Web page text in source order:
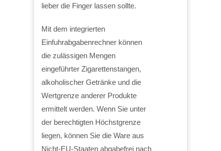
lieber die Finger lassen sollte.
Mit dem integrierten
Einfuhrabgabenrechner können
die zulässigen Mengen
eingeführter Zigarettenstangen,
alkoholischer Getränke und die
Wertgrenze anderer Produkte
ermittelt werden. Wenn Sie unter
der berechtigten Höchstgrenze
liegen, können Sie die Ware aus
Nicht-EU-Staaten abgabefrei nach